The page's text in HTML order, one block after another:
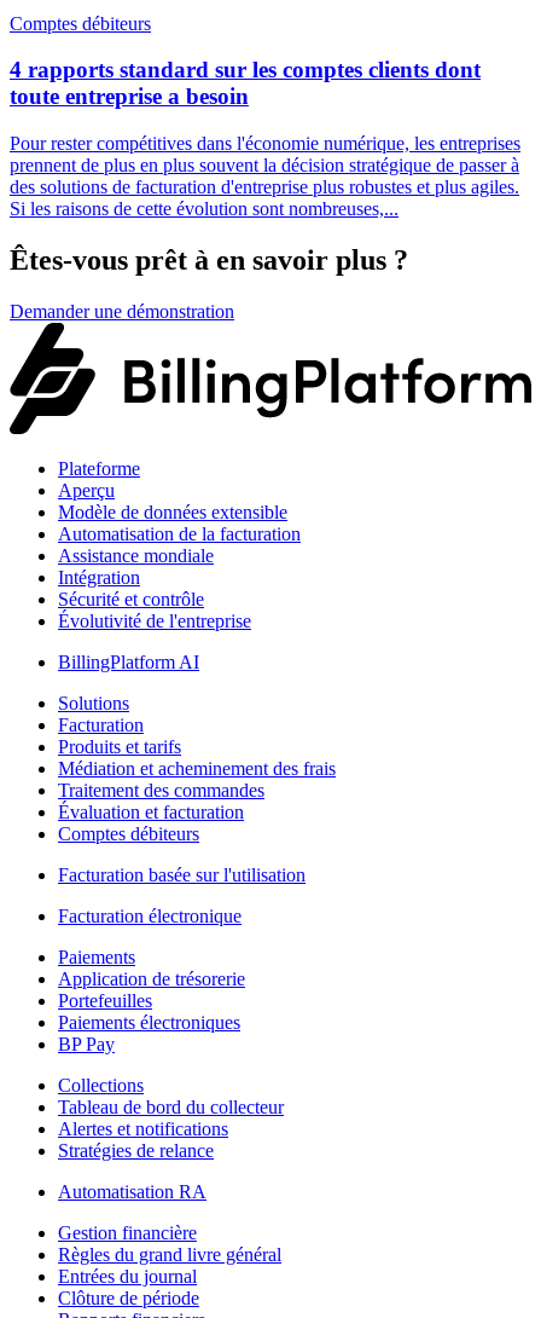
Comptes débiteurs
4 rapports standard sur les comptes clients dont
toute entreprise a besoin
Pour rester compétitives dans l'économie numérique, les entreprises
prennent de plus en plus souvent la décision stratégique de passer à
des solutions de facturation d'entreprise plus robustes et plus agiles.
Si les raisons de cette évolution sont nombreuses,...
Êtes-vous prêt à en savoir plus ?
Demander une démonstration
Plateforme
Aperçu
Modèle de données extensible
Automatisation de la facturation
Assistance mondiale
Intégration
Sécurité et contrôle
Évolutivité de l'entreprise
BillingPlatform AI
Solutions
Facturation
Produits et tarifs
Médiation et acheminement des frais
Traitement des commandes
Évaluation et facturation
Comptes débiteurs
Facturation basée sur l'utilisation
Facturation électronique
Paiements
Application de trésorerie
Portefeuilles
Paiements électroniques
BP Pay
Collections
Tableau de bord du collecteur
Alertes et notifications
Stratégies de relance
Automatisation RA
Gestion financière
Règles du grand livre général
Entrées du journal
Clôture de période